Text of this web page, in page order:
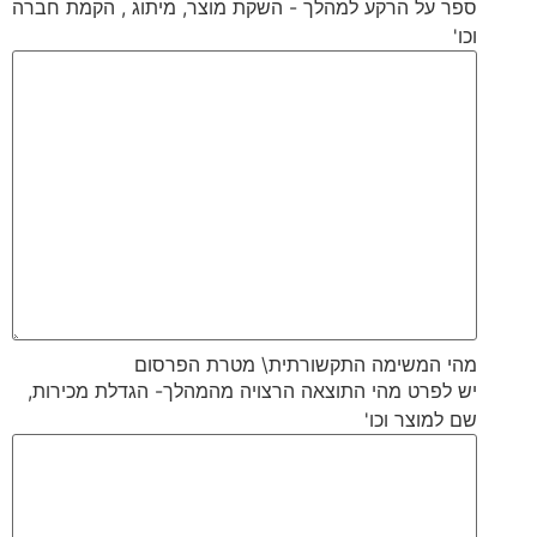
ספר על הרקע למהלך - השקת מוצר, מיתוג , הקמת חברה
וכו'
מהי המשימה התקשורתית\ מטרת הפרסום
יש לפרט מהי התוצאה הרצויה מהמהלך- הגדלת מכירות,
שם למוצר וכו'